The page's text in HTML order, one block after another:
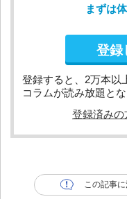
まずは
登録
登録すると、2万本以
コラムが読み放題とな
登録済みの
この記事に